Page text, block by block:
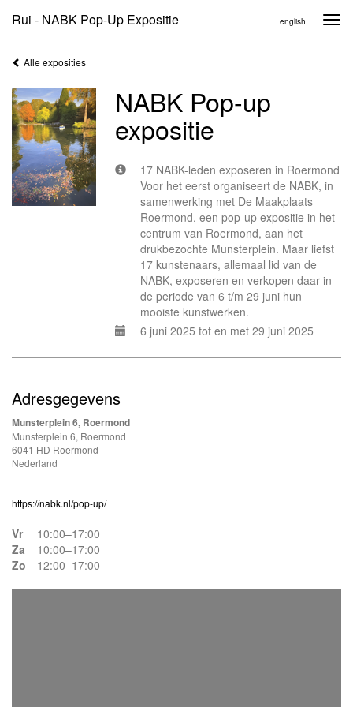
Rui - NABK Pop-Up Expositie english
Alle exposities
NABK Pop-up
expositie
17 NABK-leden exposeren in Roermond
Voor het eerst organiseert de NABK, in
samenwerking met De Maakplaats
Roermond, een pop-up expositie in het
centrum van Roermond, aan het
drukbezochte Munsterplein. Maar liefst
17 kunstenaars, allemaal lid van de
NABK, exposeren en verkopen daar in
de periode van 6 t/m 29 juni hun
mooiste kunstwerken.
6 juni 2025 tot en met 29 juni 2025
Adresgegevens
Munsterplein 6, Roermond
Munsterplein 6, Roermond
6041 HD Roermond
Nederland
https://nabk.nl/pop-up/
Vr
10:00–17:00
Za
10:00–17:00
Zo
12:00–17:00